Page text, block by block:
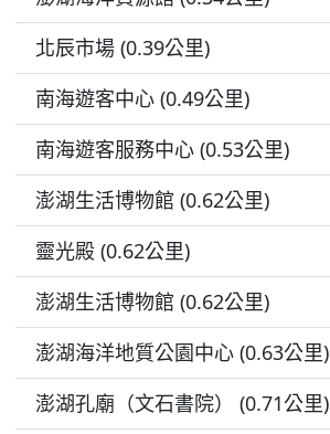
北辰市場 (0.39公里)
南海遊客中心 (0.49公里)
南海遊客服務中心 (0.53公里)
澎湖生活博物館 (0.62公里)
靈光殿 (0.62公里)
澎湖生活博物館 (0.62公里)
澎湖海洋地質公園中心 (0.63公里)
澎湖孔廟（文石書院） (0.71公里)